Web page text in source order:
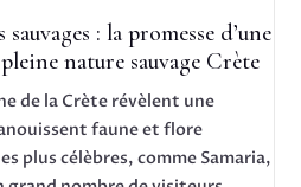
: la promesse d’une
nature sauvage Crète
de la Crète révèlent une
faune et flore
plus célèbres, comme Samaria,